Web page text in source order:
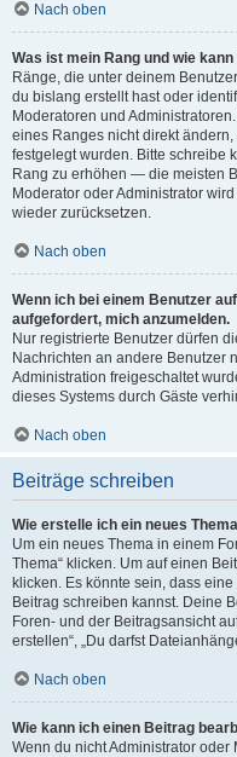
Nach oben
Was ist mein Rang und wie
Ränge, die unter deinem
du bislang erstellt hast oder
Moderatoren und
eines Ranges nicht direkt
festgelegt wurden. Bitte schreibe
Rang zu erhöhen — die meisten
Moderator oder Administrator
wieder zurücksetzen.
Nach oben
Wenn ich bei einem Benutzer
aufgefordert, mich anzumelden.
Nur registrierte Benutzer dürfen
Nachrichten an andere Benutzer
Administration freigeschaltet
dieses Systems durch Gäste
Nach oben
Beiträge schreiben
Wie erstelle ich ein neues
Um ein neues Thema in einem
Thema“ klicken. Um auf einen
klicken. Es könnte sein, dass
Beitrag schreiben kannst. Deine
Foren- und der Beitragsansicht
erstellen“, „Du darfst
Nach oben
Wie kann ich einen Beitrag
Wenn du nicht Administrator